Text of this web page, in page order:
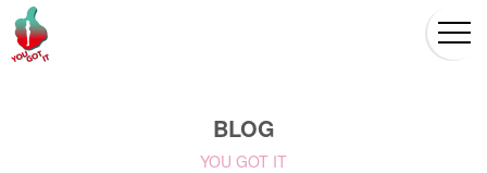
BLOG
YOU GOT IT